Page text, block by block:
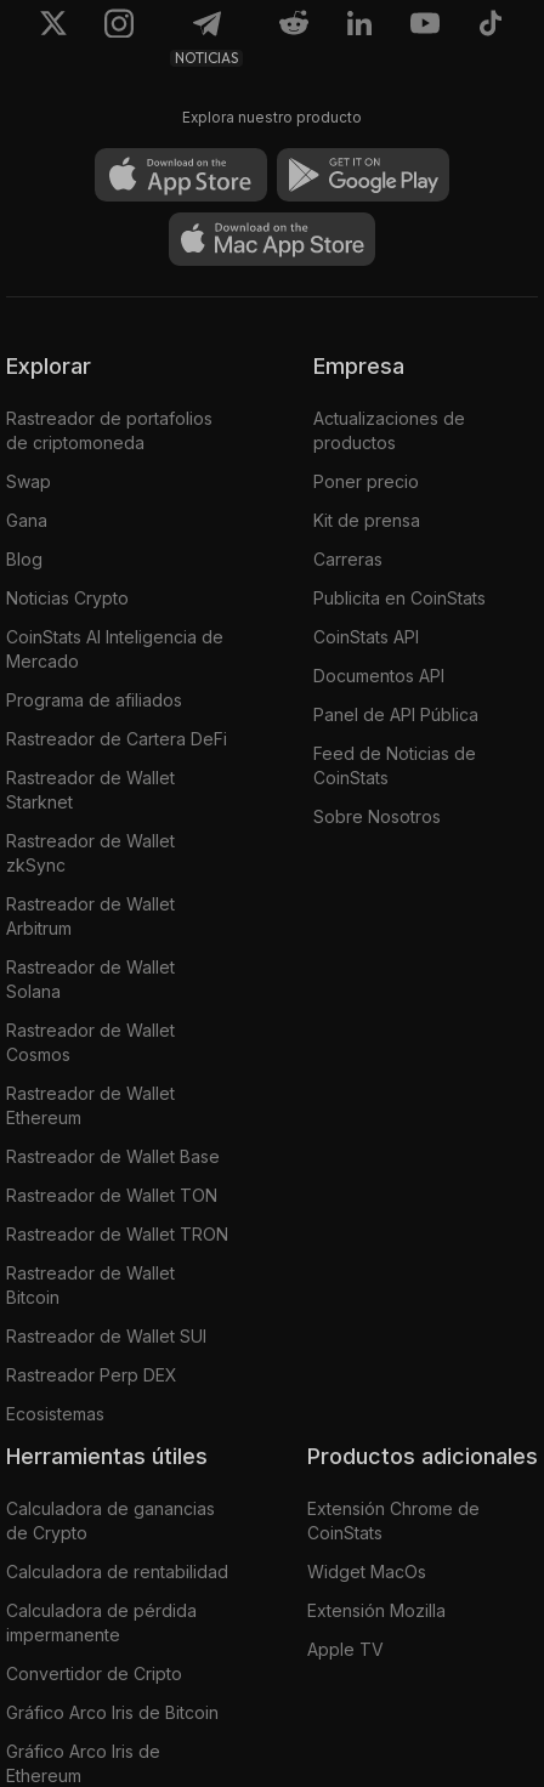
NOTICIAS
Explora nuestro producto
Explorar
Rastreador de portafolios
de criptomoneda
Swap
Gana
Blog
Noticias Crypto
CoinStats AI Inteligencia de
Mercado
Programa de afiliados
Rastreador de Cartera DeFi
Rastreador de Wallet
Starknet
Rastreador de Wallet
zkSync
Rastreador de Wallet
Arbitrum
Rastreador de Wallet
Solana
Rastreador de Wallet
Cosmos
Rastreador de Wallet
Ethereum
Rastreador de Wallet Base
Rastreador de Wallet TON
Rastreador de Wallet TRON
Rastreador de Wallet
Bitcoin
Rastreador de Wallet SUI
Rastreador Perp DEX
Ecosistemas
Empresa
Actualizaciones de
productos
Poner precio
Kit de prensa
Carreras
Publicita en CoinStats
CoinStats API
Documentos API
Panel de API Pública
Feed de Noticias de
CoinStats
Sobre Nosotros
Herramientas útiles
Calculadora de ganancias
de Crypto
Calculadora de rentabilidad
Calculadora de pérdida
impermanente
Convertidor de Cripto
Gráfico Arco Iris de Bitcoin
Gráfico Arco Iris de
Ethereum
Productos adicionales
Extensión Chrome de
CoinStats
Widget MacOs
Extensión Mozilla
Apple TV